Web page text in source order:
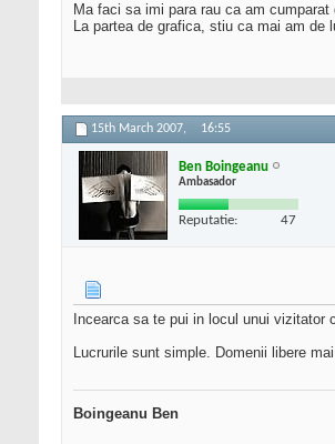
Ma faci sa imi para rau ca am
La partea de grafica, stiu ca mai am de
15th March 2007, 16:55
Ben Boingeanu
Ambasador
Reputatie: 47
Incearca sa te pui in locul unui
Lucrurile sunt simple. Domenii libere
Boingeanu Ben